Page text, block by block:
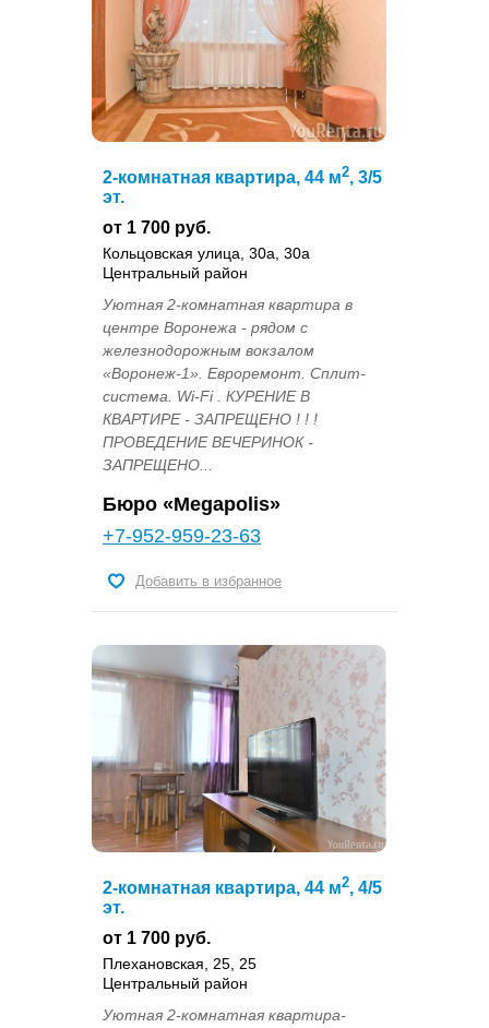
2-комнатная квартира, 44 м2, 3/5
эт.
от 1 700 руб.
Кольцовская улица, 30а, 30а
Центральный район
Уютная 2-комнатная квартира в
центре Воронежа - рядом с
железнодорожным вокзалом
«Воронеж-1». Евроремонт. Сплит-
система. Wi-Fi . КУРЕНИЕ В
КВАРТИРЕ - ЗАПРЕЩЕНО ! ! !
ПРОВЕДЕНИЕ ВЕЧЕРИНОК -
ЗАПРЕЩЕНО...
Бюро «Megapolis»
+7-952-959-23-63
Добавить в избранное
2-комнатная квартира, 44 м2, 4/5
эт.
от 1 700 руб.
Плехановская, 25, 25
Центральный район
Уютная 2-комнатная квартира-